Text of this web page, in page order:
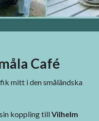
Café
mitt i den småländska
koppling tillVilhelm